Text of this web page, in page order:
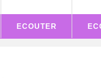
ECOUTER